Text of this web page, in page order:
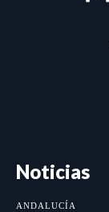
Noticias
ANDALUCÍA